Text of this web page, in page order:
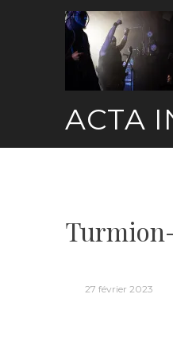
ACTA
27 février 2023